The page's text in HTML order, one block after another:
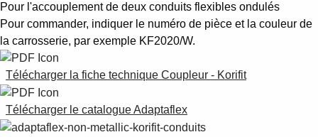
Suggestions
Products
See more products
Shopping list preview
0
Pour l'accouplement de deux conduits flexibles ondulés
Pour commander, indiquer le numéro de pièce et la couleur de
la carrosserie, par exemple KF2020/W.
Télécharger la fiche technique Coupleur - Korifit
Télécharger le catalogue Adaptaflex